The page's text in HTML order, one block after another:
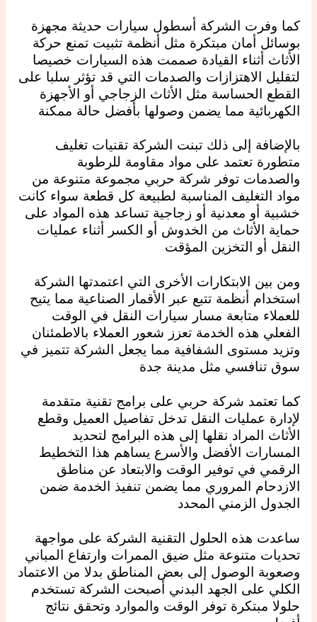
كما وفرت الشركة أسطول سيارات حديثة مجهزة
بوسائل أمان مبتكرة مثل أنظمة تثبيت تمنع حركة
الأثاث أثناء القيادة صممت هذه السيارات خصيصا
لتقليل الاهتزازات والصدمات التي قد تؤثر سلبا على
القطع الحساسة مثل الأثاث الزجاجي أو الأجهزة
الكهربائية مما يضمن وصولها بأفضل حالة ممكنة
بالإضافة إلى ذلك تبنت الشركة تقنيات تغليف
متطورة تعتمد على مواد مقاومة للرطوبة
والصدمات توفر شركة حربي مجموعة متنوعة من
مواد التغليف المناسبة لطبيعة كل قطعة سواء كانت
خشبية أو معدنية أو زجاجية تساعد هذه المواد على
حماية الأثاث من الخدوش أو الكسر أثناء عمليات
النقل أو التخزين المؤقت
ومن بين الابتكارات الأخرى التي اعتمدتها الشركة
استخدام أنظمة تتبع عبر الأقمار الصناعية مما يتيح
للعملاء متابعة مسار سيارات النقل في الوقت
الفعلي هذه الخدمة تعزز شعور العملاء بالاطمئنان
وتزيد مستوى الشفافية مما يجعل الشركة تتميز في
سوق تنافسي مثل مدينة جدة
كما تعتمد شركة حربي على برامج تقنية متقدمة
لإدارة عمليات النقل تدخل تفاصيل العميل وقطع
الأثاث المراد نقلها إلى هذه البرامج لتحديد
المسارات الأفضل والأسرع يساهم هذا التخطيط
الرقمي في توفير الوقت والابتعاد عن مناطق
الازدحام المروري مما يضمن تنفيذ الخدمة ضمن
الجدول الزمني المحدد
ساعدت هذه الحلول التقنية الشركة على مواجهة
تحديات متنوعة مثل ضيق الممرات وارتفاع المباني
وصعوبة الوصول إلى بعض المناطق بدلا من الاعتماد
الكلي على الجهد البدني أصبحت الشركة تستخدم
حلولا مبتكرة توفر الوقت والموارد وتحقق نتائج